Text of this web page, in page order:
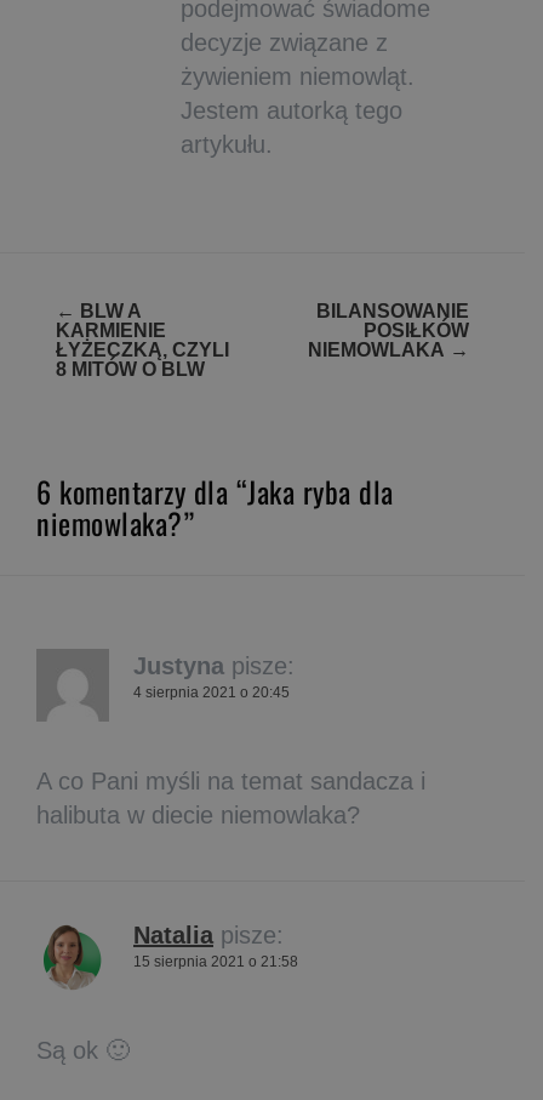
podejmować świadome
decyzje związane z
żywieniem niemowląt.
Jestem autorką tego
artykułu.
Zobacz
wpisy
← BLW A
KARMIENIE
ŁYŻECZKĄ, CZYLI
8 MITÓW O BLW
BILANSOWANIE
POSIŁKÓW
NIEMOWLAKA →
6 komentarzy dla “Jaka ryba dla
niemowlaka?”
Justyna pisze:
4 sierpnia 2021 o 20:45
A co Pani myśli na temat sandacza i
halibuta w diecie niemowlaka?
Natalia pisze:
15 sierpnia 2021 o 21:58
Są ok 🙂